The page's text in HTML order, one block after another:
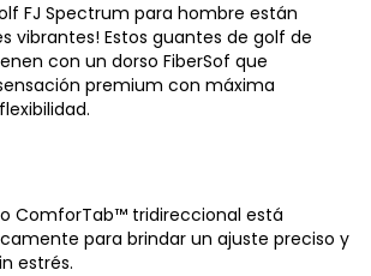
FJ Spectrum para hombre están
vibrantes! Estos guantes de golf de
con un dorso FiberSof que
premium con máxima
ComforTab™ tridireccional está
para brindar un ajuste preciso y
estrés.